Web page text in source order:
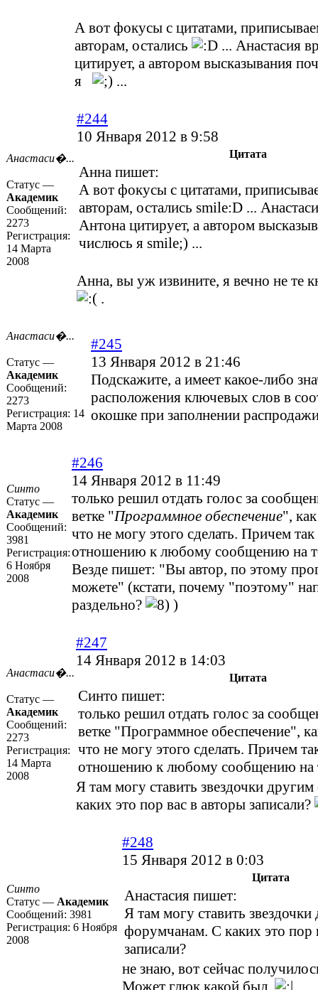
А вот фокусы с цитатами,
авторам, остались
... Анастасия
цитирует, а автором высказывания
я
...
Анастаси�...
Статус —
Академик
Сообщений:
2273
Регистрация:
14 Марта
2008
#244
10 Января 2012 в 9:58
Цитата
Анна пишет:
А вот фокусы с цитатами,
авторам, остались smile:D ...
Антона цитирует, а автором
числюсь я smile;) ...
Анна, вы уж извините, я вечно не те
.
Анастаси�...
Статус —
Академик
Сообщений:
2273
Регистрация: 14
Марта 2008
#245
13 Января 2012 в 21:46
Подскажите, а имеет какое-либо
расположения ключевых слов в
окошке при заполнении
Синто
Статус —
Академик
Сообщений:
3981
Регистрация:
6 Ноября
2008
#246
14 Января 2012 в 11:49
только решил отдать голос за
ветке "Программное обеспечение",
что не могу этого сделать. Причем
отношению к любому сообщению на
Везде пишет: "Вы автор, по этому
можете" (кстати, почему "поэтому"
раздельно?
)
Анастаси�...
Статус —
Академик
Сообщений:
2273
Регистрация:
14 Марта
2008
#247
14 Января 2012 в 14:03
Цитата
Синто пишет:
только решил отдать голос за
ветке "Программное обеспечение",
что не могу этого сделать. Причем
отношению к любому сообщению на
Я там могу ставить звездочки
каких это пор вас в авторы записали?
Синто
Статус — Академик
Сообщений: 3981
Регистрация: 6 Ноября
2008
#248
15 Января 2012 в 0:03
Цитата
Анастасия пишет:
Я там могу ставить
форумчанам. С каких это пор
записали?
не знаю, вот сейчас
Может глюк какой был.